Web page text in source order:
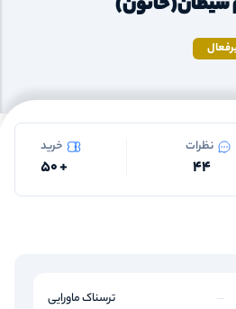
نظرات
44
خرید
+
50
ترسناک ماورایی